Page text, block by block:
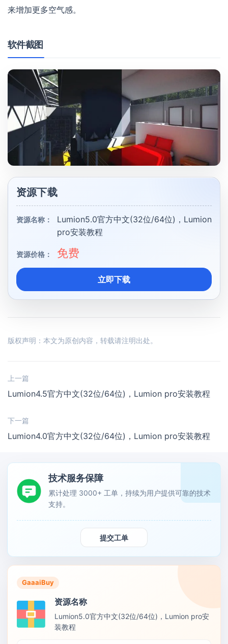
来增加更多空气感。
软件截图
资源下载
资源名称：
Lumion5.0官方中文(32位/64位)，Lumion
pro安装教程
资源价格： 免费
立即下载
版权声明：本文为原创内容，转载请注明出处。
上一篇
Lumion4.5官方中文(32位/64位)，Lumion pro安装教程
下一篇
Lumion4.0官方中文(32位/64位)，Lumion pro安装教程
技术服务保障
累计处理 3000+ 工单，持续为用户提供可靠的技术
支持。
提交工单
GaaaiBuy
资源名称
Lumion5.0官方中文(32位/64位)，Lumion pro安
装教程